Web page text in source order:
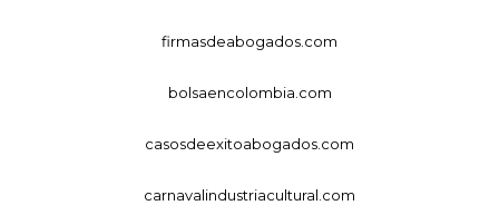
firmasdeabogados.com
bolsaencolombia.com
casosdeexitoabogados.com
carnavalindustriacultural.com